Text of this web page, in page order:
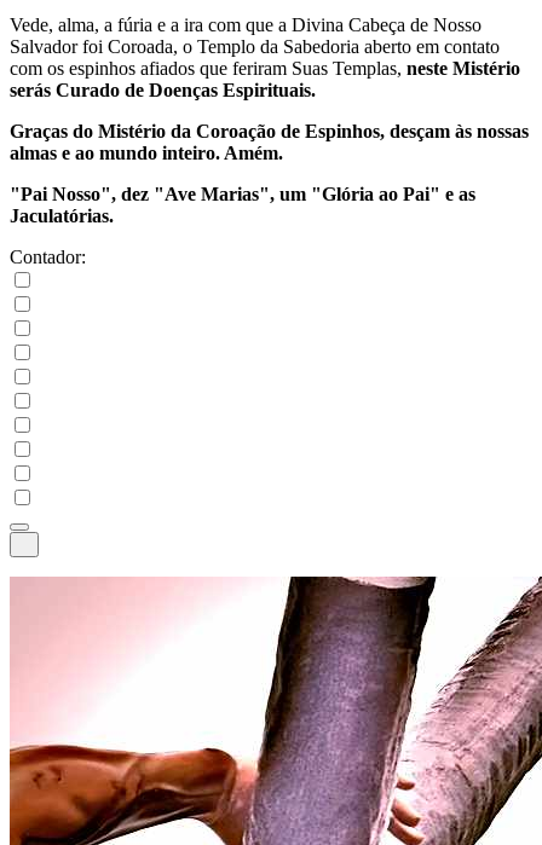
Vede, alma, a fúria e a ira com que a Divina Cabeça de Nosso
Salvador foi Coroada, o Templo da Sabedoria aberto em contato
com os espinhos afiados que feriram Suas Templas, neste Mistério
serás Curado de Doenças Espirituais.
Graças do Mistério da Coroação de Espinhos, desçam às nossas
almas e ao mundo inteiro. Amém.
"Pai Nosso", dez "Ave Marias", um "Glória ao Pai" e as
Jaculatórias.
Contador: